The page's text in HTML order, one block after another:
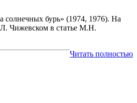
бурь» (1974, 1976). На
Чижевском в статье М.Н.
Читать полностью